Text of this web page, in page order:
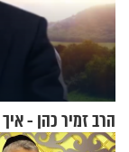
הרב זמיר כהן -